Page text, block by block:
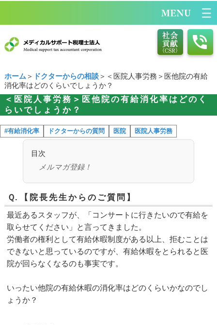
ホーム ＞ ドクターからの相談＞＜医院人事労務＞医他院の有給
消化率はどのくらいでしょうか？
＜医院人事労務＞医他院の有給消化率はどのく
らいでしょうか？
#有給消化率 ドクターからの質問 医院 医院人事労務
目次
メルマガ登録！
Ｑ. 【院長先生からのご質問】
最近あるスタッフが、「コンサートに行きたいので有給を
取らせてください」と言ってきました。
労働者の権利として有給休暇制度がある以上、拒むことは
できないと思っているのですが、有給休暇をとられると医
院が回らなくなるのも事実です。
いったい他院の有給休暇の消化率はどのくらいかなのでし
ょうか？